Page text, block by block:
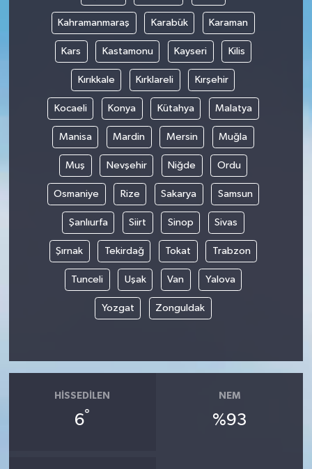
Kahramanmaraş Karabük Karaman
Kars Kastamonu Kayseri Kilis
Kırıkkale Kırklareli Kırşehir
Kocaeli Konya Kütahya Malatya
Manisa Mardin Mersin Muğla
Muş Nevşehir Niğde Ordu
Osmaniye Rize Sakarya Samsun
Şanlıurfa Siirt Sinop Sivas
Şırnak Tekirdağ Tokat Trabzon
Tunceli Uşak Van Yalova
Yozgat Zonguldak
HISSEDILEN
6°
NEM
%93